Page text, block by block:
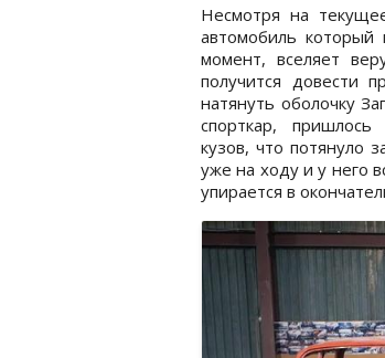
Несмотря на
автомобиль который
момент, вселяет
получится довести
натянуть оболочку
спорткар,
кузов, что потянуло
уже на ходу и у него
упирается в